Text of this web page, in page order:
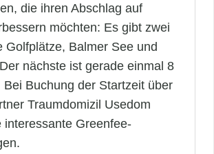
die ihren Abschlag auf
möchten: Es gibt zwei
Golfplätze, Balmer See und
nächste ist gerade einmal 8
Bei Buchung der Startzeit über
Traumdomizil Usedom
interessante Greenfee-